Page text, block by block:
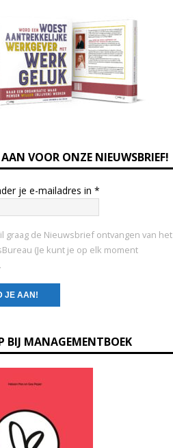
AAN VOOR ONZE NIEUWSBRIEF!
je e-mailadres in *
graag de Nieuwsbrief ontvangen van het
(Je kunt je op elk moment
BIJ MANAGEMENTBOEK